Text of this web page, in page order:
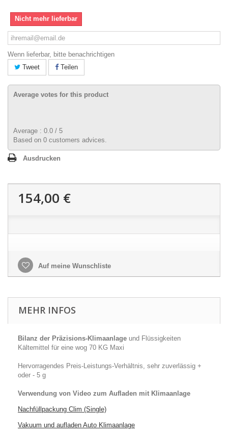
Nicht mehr lieferbar
Wenn lieferbar, bitte benachrichtigen
Tweet
Teilen
Average votes for this product
Average : 0.0 / 5
Based on 0 customers advices.
Ausdrucken
154,00 €
Auf meine Wunschliste
MEHR INFOS
Bilanz der Präzisions-Klimaanlage und Flüssigkeiten
Kältemittel für eine wog 70 KG Maxi
Hervorragendes Preis-Leistungs-Verhältnis, sehr zuverlässig +
oder - 5 g
Verwendung von Video zum Aufladen mit Klimaanlage
Nachfüllpackung Clim (Single)
Vakuum und aufladen Auto Klimaanlage